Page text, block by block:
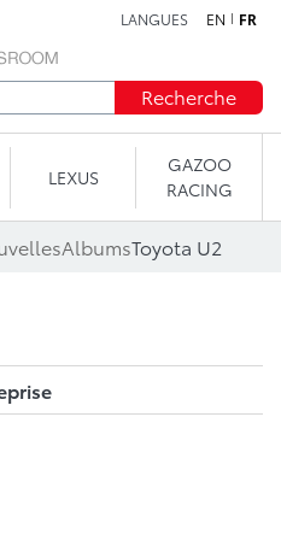
LANGUES EN FR
Recherche
LEXUS
GAZOO
RACING
AlbumsToyota U2